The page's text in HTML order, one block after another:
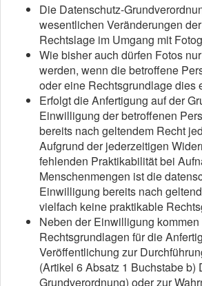
Die Datenschutz-
wesentlichen Veränderungen
Rechtslage im Umgang mit
Wie bisher auch dürfen Fotos
werden, wenn die betroffene
oder eine Rechtsgrundlage dies
Erfolgt die Anfertigung auf der
Einwilligung der betroffenen
bereits nach geltendem Recht
Aufgrund der jederzeitigen
fehlenden Praktikabilität bei
Menschenmengen ist die
Einwilligung bereits nach
vielfach keine praktikable
Neben der Einwilligung
Rechtsgrundlagen für die
Veröffentlichung zur
(Artikel 6 Absatz 1 Buchstabe b)
Grundverordnung) oder zur